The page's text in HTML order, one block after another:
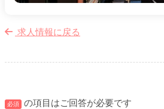
求人情報に戻る
必須 の項目はご回答が必要です